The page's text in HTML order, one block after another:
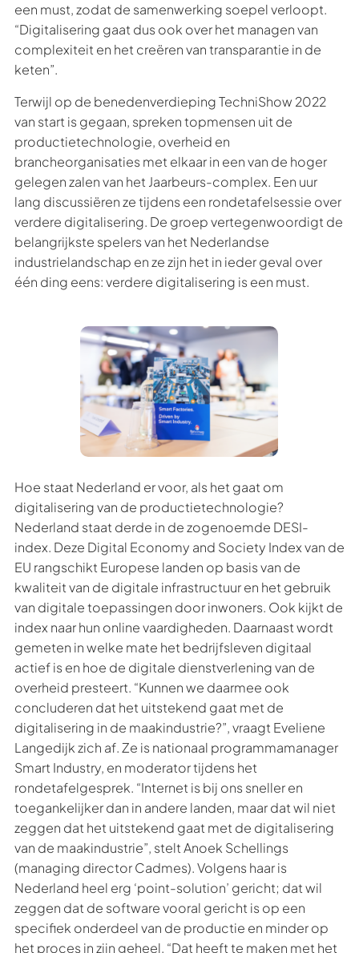
een must, zodat de samenwerking soepel verloopt.
“Digitalisering gaat dus ook over het managen van
complexiteit en het creëren van transparantie in de
keten”.
Terwijl op de benedenverdieping TechniShow 2022
van start is gegaan, spreken topmensen uit de
productietechnologie, overheid en
brancheorganisaties met elkaar in een van de hoger
gelegen zalen van het Jaarbeurs-complex. Een uur
lang discussiëren ze tijdens een rondetafelsessie over
verdere digitalisering. De groep vertegenwoordigt de
belangrijkste spelers van het Nederlandse
industrielandschap en ze zijn het in ieder geval over
één ding eens: verdere digitalisering is een must.
Hoe staat Nederland er voor, als het gaat om
digitalisering van de productietechnologie?
Nederland staat derde in de zogenoemde DESI-
index. Deze Digital Economy and Society Index van de
EU rangschikt Europese landen op basis van de
kwaliteit van de digitale infrastructuur en het gebruik
van digitale toepassingen door inwoners. Ook kijkt de
index naar hun online vaardigheden. Daarnaast wordt
gemeten in welke mate het bedrijfsleven digitaal
actief is en hoe de digitale dienstverlening van de
overheid presteert. “Kunnen we daarmee ook
concluderen dat het uitstekend gaat met de
digitalisering in de maakindustrie?”, vraagt Eveliene
Langedijk zich af. Ze is nationaal programmamanager
Smart Industry, en moderator tijdens het
rondetafelgesprek. “Internet is bij ons sneller en
toegankelijker dan in andere landen, maar dat wil niet
zeggen dat het uitstekend gaat met de digitalisering
van de maakindustrie”, stelt Anoek Schellings
(managing director Cadmes). Volgens haar is
Nederland heel erg ‘point-solution’ gericht; dat wil
zeggen dat de software vooral gericht is op een
specifiek onderdeel van de productie en minder op
het proces in zijn geheel. “Dat heeft te maken met het